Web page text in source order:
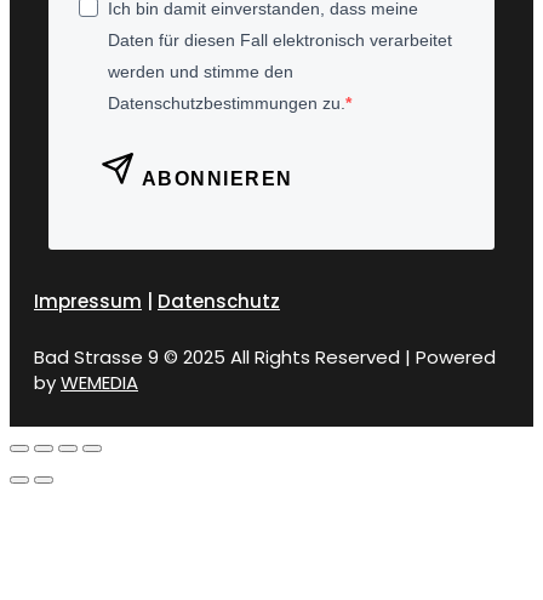
Ich bin damit einverstanden, dass meine
Daten für diesen Fall elektronisch verarbeitet
werden und stimme den
Datenschutzbestimmungen zu.
ABONNIEREN
Impressum | Datenschutz
Bad Strasse 9 © 2025 All Rights Reserved | Powered
byWEMEDIA